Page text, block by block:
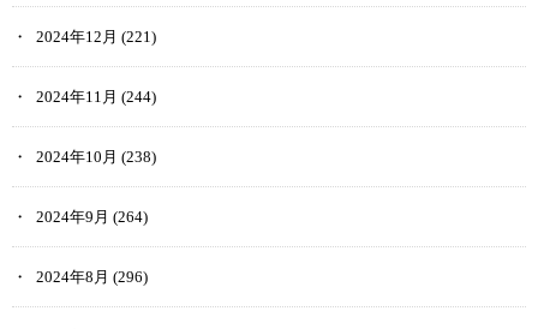
2024年12月 (221)
2024年11月 (244)
2024年10月 (238)
2024年9月 (264)
2024年8月 (296)